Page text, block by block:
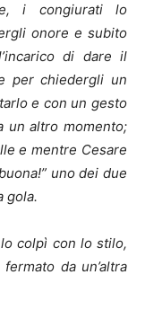
i congiurati lo
onore e subito
di dare il
per chiedergli un
e con un gesto
un altro momento;
e mentre Cesare
uno dei due
gola.
colpì con lo stilo,
da un’altra